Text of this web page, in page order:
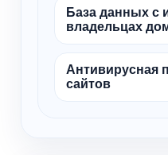
База данных с
владельцах
Антивирусная
сайтов